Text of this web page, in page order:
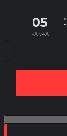
05
PÄIVÄÄ